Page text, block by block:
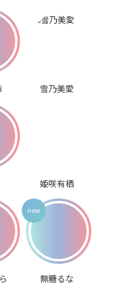
雪乃美愛
姫咲有栖
無糖るな